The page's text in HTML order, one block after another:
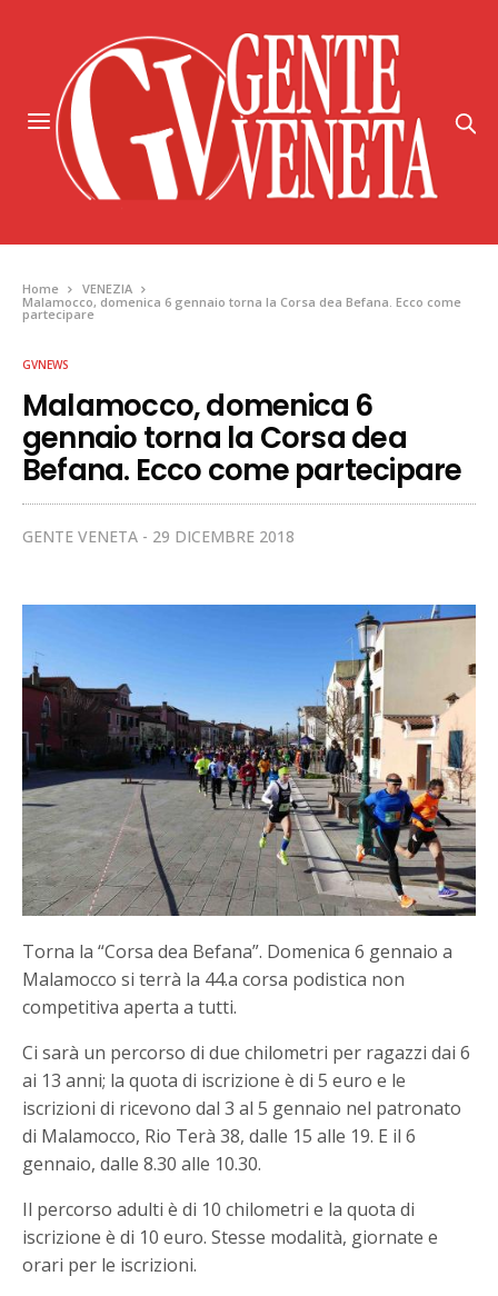
Home
VENEZIA
Malamocco, domenica 6 gennaio torna la Corsa dea Befana. Ecco come
partecipare
GVNEWS
Malamocco, domenica 6
gennaio torna la Corsa dea
Befana. Ecco come partecipare
GENTE VENETA 29 DICEMBRE 2018
Torna la “Corsa dea Befana”. Domenica 6 gennaio a
Malamocco si terrà la 44.a corsa podistica non
competitiva aperta a tutti.
Ci sarà un percorso di due chilometri per ragazzi dai 6
ai 13 anni; la quota di iscrizione è di 5 euro e le
iscrizioni di ricevono dal 3 al 5 gennaio nel patronato
di Malamocco, Rio Terà 38, dalle 15 alle 19. E il 6
gennaio, dalle 8.30 alle 10.30.
Il percorso adulti è di 10 chilometri e la quota di
iscrizione è di 10 euro. Stesse modalità, giornate e
orari per le iscrizioni.